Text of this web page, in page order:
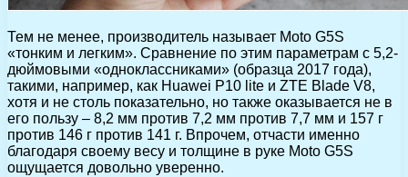
Тем не менее, производитель называет Moto G5S
«тонким и легким». Сравнение по этим параметрам с 5,2-
дюймовыми «одноклассниками» (образца 2017 года),
такими, например, как Huawei P10 lite и ZTE Blade V8,
хотя и не столь показательно, но также оказывается не в
его пользу – 8,2 мм против 7,2 мм против 7,7 мм и 157 г
против 146 г против 141 г. Впрочем, отчасти именно
благодаря своему весу и толщине в руке Moto G5S
ощущается довольно уверенно.